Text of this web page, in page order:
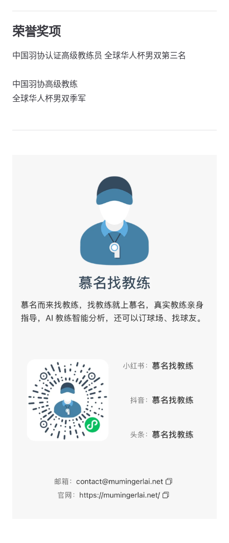
荣誉奖项
中国羽协认证高级教练员 全球华人杯男双第三名
中国羽协高级教练
全球华人杯男双季军